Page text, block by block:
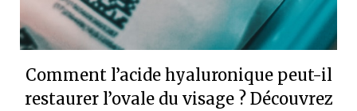
Comment l’acide hyaluronique peut-il
restaurer l’ovale du visage ? Découvrez